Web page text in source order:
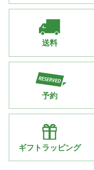
送料
予約
ギフトラッピング